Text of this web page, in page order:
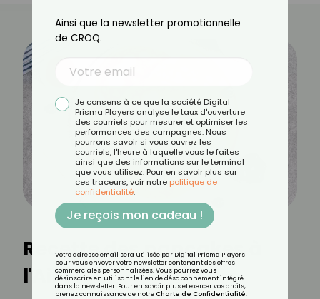
Recette des pancakes à
l'Air Fryer
Ainsi que la newsletter promotionnelle
de CROQ.
Je consens à ce que la société Digital
Prisma Players analyse le taux d'ouverture
des courriels pour mesurer et optimiser les
performances des campagnes. Nous
pourrons savoir si vous ouvrez les
courriels, l'heure à laquelle vous le faites
ainsi que des informations sur le terminal
que vous utilisez. Pour en savoir plus sur
ces traceurs, voir notre politique de
confidentialité.
Je reçois mon cadeau !
Votre adresse email sera utilisée par Digital Prisma Players
pour vous envoyer votre newsletter contenant des offres
commerciales personnalisées. Vous pourrez vous
désinscrire en utilisant le lien de désabonnement intégré
dans la newsletter. Pour en savoir plus et exercer vos droits,
prenez connaissance de notre Charte de Confidentialité.